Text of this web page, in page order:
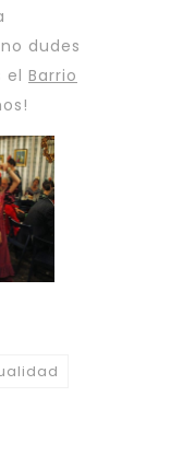
dudes
el Barrio